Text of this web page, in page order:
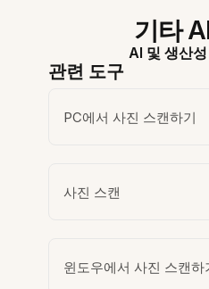
기타
AI 및 생산
관련 도구
PC에서 사진 스캔하기
사진 스캔
윈도우에서 사진 스캔하